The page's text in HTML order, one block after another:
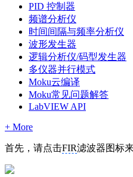
PID 控制器
频谱分析仪
时间间隔与频率分析仪
波形发生器
逻辑分析仪/码型发生器
多仪器并行模式
Moku云编译
Moku常见问题解答
LabVIEW API
+ More
首先，请点击FIR滤波器图标